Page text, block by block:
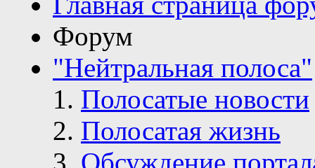
Форум
"Нейтральная полоса"
Полосатые новости
Полосатая жизнь
Обсуждение